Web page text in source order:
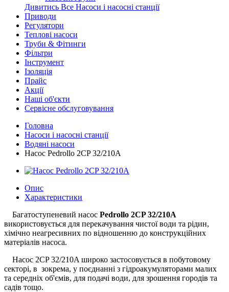
Дивитись Все Насоси і насосні станції
Приводи
Регулятори
Теплові насоси
Труби & Фітинги
Фільтри
Інструмент
Ізоляція
Прайс
Акції
Наші об'єкти
Сервісне обслуговування
Головна
Насоси і насосні станції
Водяні насоси
Насос Pedrollo 2CP 32/210A
Опис
Характеристики
Багатоступеневий насос Pedrollo 2CP 32/210A
використовується для перекачування чистої води та рідин,
хімічно неагресивних по відношенню до конструкційних
матеріалів насоса.
Насос 2CP 32/210A широко застосовується в побутовому
секторі, в зокрема, у поєднанні з гідроакумуляторами малих
та середніх об'ємів, для подачі води, для зрошення городів та
садів тощо.